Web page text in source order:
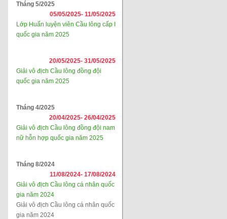
Tháng 5/2025
05/05/2025- 11/05/2025
Lớp Huấn luyện viên Cầu lông cấp I
quốc gia năm 2025
20/05/2025- 31/05/2025
Giải vô địch Cầu lông đồng đội
quốc gia năm 2025
Tháng 4/2025
20/04/2025- 26/04/2025
Giải vô địch Cầu lông đồng đội nam
nữ hỗn hợp quốc gia năm 2025
Tháng 8/2024
11/08/2024- 17/08/2024
Giải vô địch Cầu lông cá nhân quốc
gia năm 2024
Giải vô địch Cầu lông cá nhân quốc
gia năm 2024